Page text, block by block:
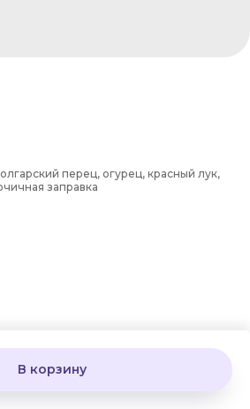
В корзину
перец, огурец, красный лук,
заправка